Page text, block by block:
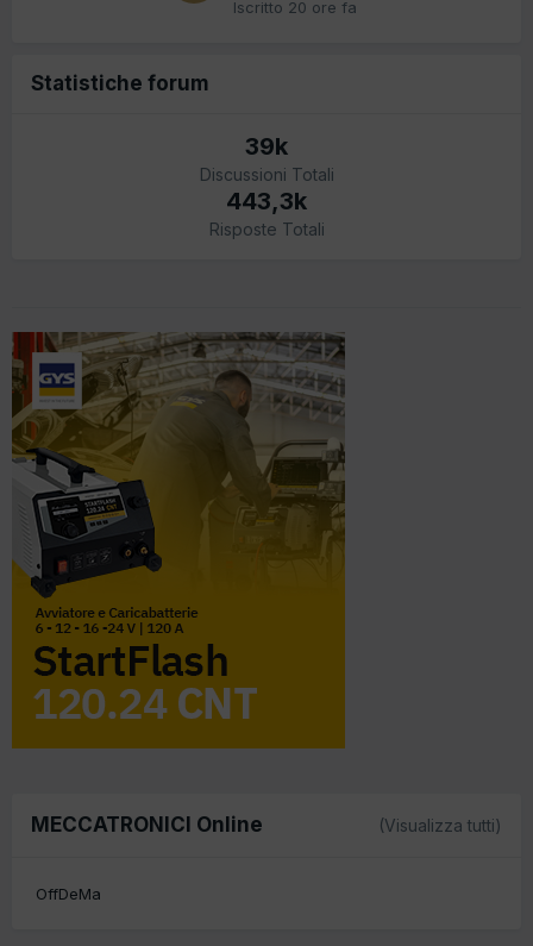
Iscritto 20 ore fa
Statistiche forum
39k
Discussioni Totali
443,3k
Risposte Totali
MECCATRONICI Online (Visualizza tutti)
OffDeMa